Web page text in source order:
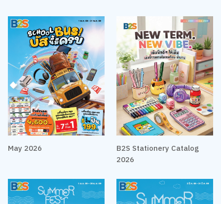
May 2026
B2S Stationery Catalog
2026